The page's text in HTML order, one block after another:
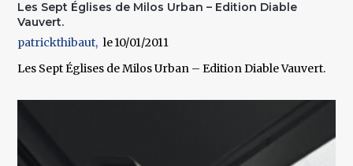
Les Sept Églises de Milos Urban – Edition Diable
Vauvert.
patrickthibaut
10/01/2011
Les Sept Églises de Milos Urban – Edition Diable Vauvert.